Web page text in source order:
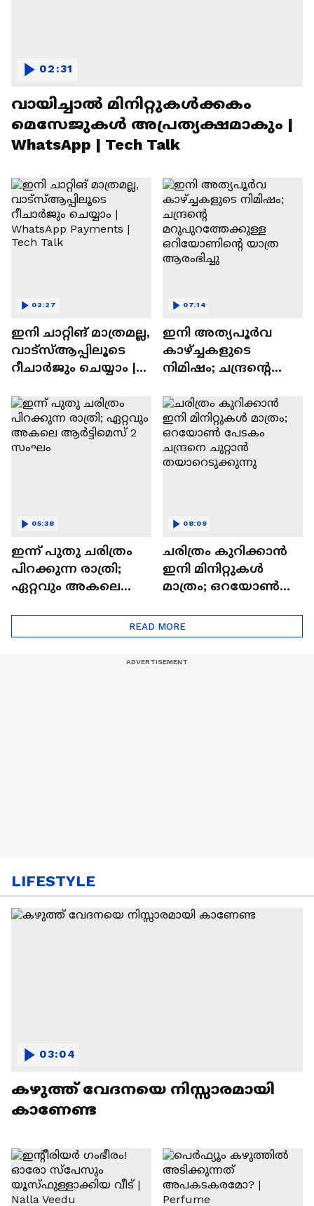
വായിച്ചാൽ മിനിറ്റുകൾക്കകം
മെസേജുകള്‍ അപ്രത്യക്ഷമാകും |
WhatsApp | Tech Talk
02:31
ഇനി ചാറ്റിങ് മാത്രമല്ല,
വാട്‌സ്‌ആപ്പിലൂടെ
റീചാർജും ചെയ്യാം |
Tech Talk
02:27
ഇനി അത്യപൂര്‍വ
കാഴ്ച്ചകളുടെ
നിമിഷം; ചന്ദ്രന്റെ
ഒറിയോണിന്റെ യാത്ര
ആരംഭിച്ചു
07:14
ഇന്ന് പുതു ചരിത്രം
പിറക്കുന്ന രാത്രി;
ഏറ്റവും അകലെ
05:38
ചരിത്രം കുറിക്കാൻ
ഇനി മിനിറ്റുകൾ
മാത്രം; ഒറയോണ്‍
ചുറ്റാൻ
തയാറെടുക്കുന്നു
08:09
READ MORE
LIFESTYLE
കഴുത്ത് വേദനയെ നിസ്സാരമായി
കാണേണ്ട
03:04